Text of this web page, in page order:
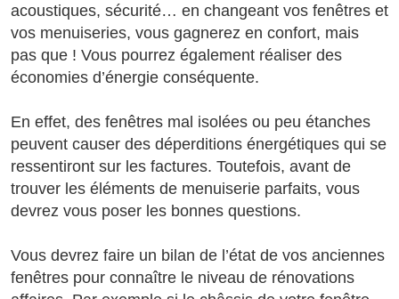
acoustiques, sécurité… en changeant vos fenêtres et
vos menuiseries, vous gagnerez en confort, mais
pas que ! Vous pourrez également réaliser des
économies d’énergie conséquente.
En effet, des fenêtres mal isolées ou peu étanches
peuvent causer des déperditions énergétiques qui se
ressentiront sur les factures. Toutefois, avant de
trouver les éléments de menuiserie parfaits, vous
devrez vous poser les bonnes questions.
Vous devrez faire un bilan de l’état de vos anciennes
fenêtres pour connaître le niveau de rénovations